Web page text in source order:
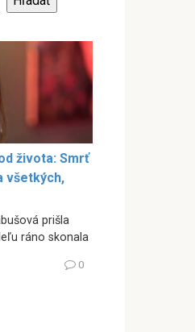
života: Smrť
všetkých,
prišla
ráno skonala
0